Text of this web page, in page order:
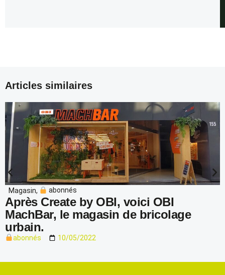
Articles similaires
Magasin, abonnés
Après Create by OBI, voici OBI
MachBar, le magasin de bricolage
urbain.
abonnés 10/05/2022